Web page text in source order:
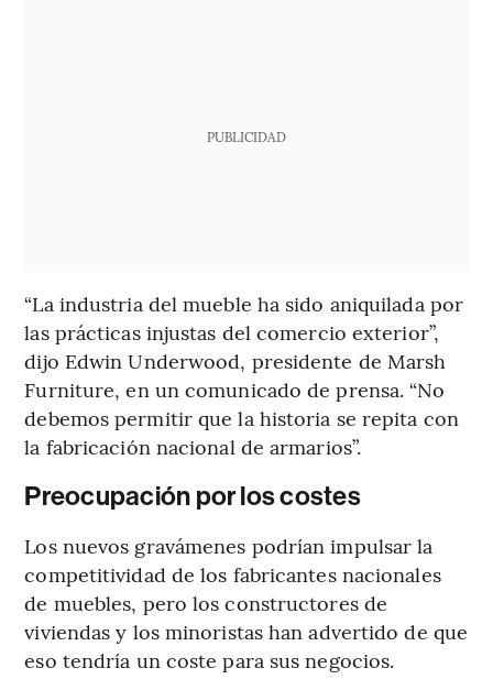
PUBLICIDAD
“La industria del mueble ha sido aniquilada por
las prácticas injustas del comercio exterior”,
dijo Edwin Underwood, presidente de Marsh
Furniture, en un comunicado de prensa. “No
debemos permitir que la historia se repita con
la fabricación nacional de armarios”.
Preocupación por los costes
Los nuevos gravámenes podrían impulsar la
competitividad de los fabricantes nacionales
de muebles, pero los constructores de
viviendas y los minoristas han advertido de que
eso tendría un coste para sus negocios.